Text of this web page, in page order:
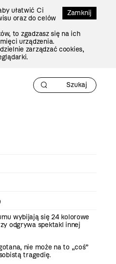
Zamknij
ułatwić Ci
oraz do celów
to zgadzasz się na ich
urządzenia.
zarządzać cookies,
wybijają się 24 kolorowe
odgrywa spektakl innej
nie może na to „coś”
tragedię.